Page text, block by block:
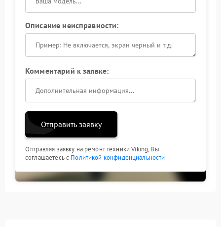
Описание неисправности:
Комментарий к заявке:
Отправить заявку
Отправляя заявку на ремонт техники Viking, Вы
соглашаетесь с Политикой конфиденциальности